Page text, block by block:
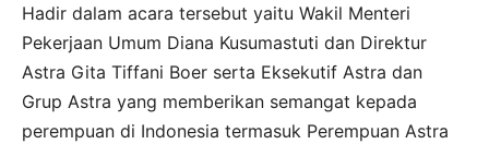
Hadir dalam acara tersebut yaitu Wakil Menteri
Pekerjaan Umum Diana Kusumastuti dan Direktur
Astra Gita Tiffani Boer serta Eksekutif Astra dan
Grup Astra yang memberikan semangat kepada
perempuan di Indonesia termasuk Perempuan Astra